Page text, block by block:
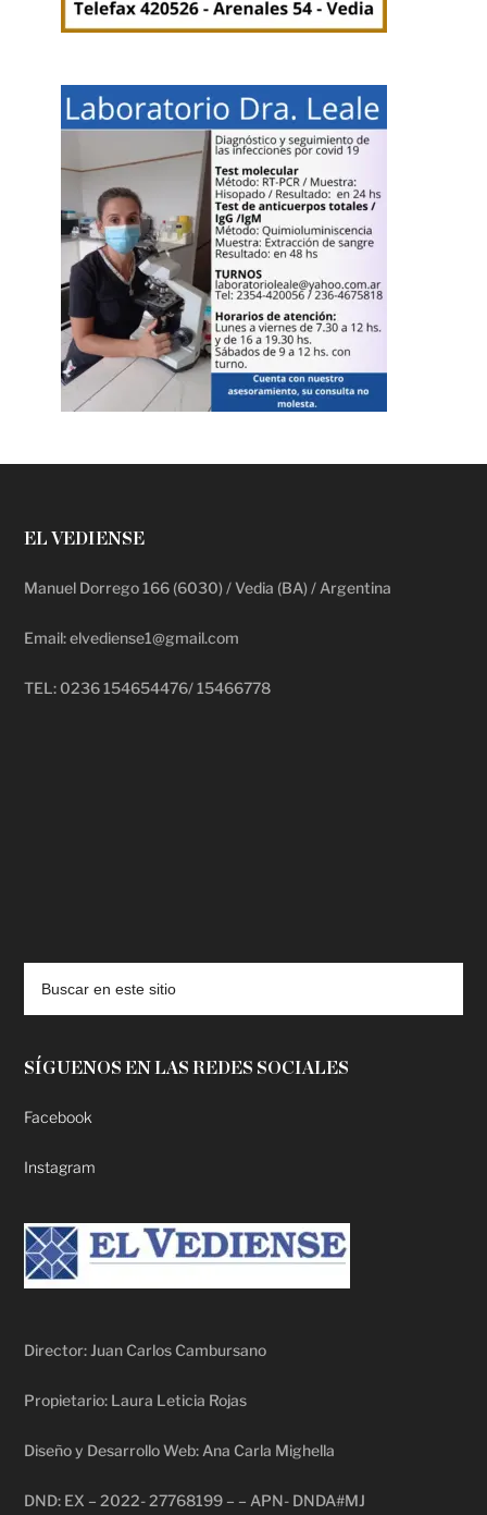
EL VEDIENSE
Manuel Dorrego 166 (6030) / Vedia (BA) / Argentina
Email: elvediense1@gmail.com
TEL: 0236 154654476/ 15466778
SÍGUENOS EN LAS REDES SOCIALES
Facebook
Instagram
Director: Juan Carlos Cambursano
Propietario: Laura Leticia Rojas
Diseño y Desarrollo Web: Ana Carla Mighella
DND: EX – 2022- 27768199 – – APN- DNDA#MJ